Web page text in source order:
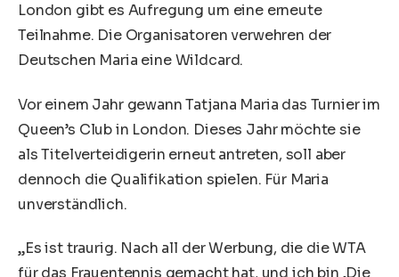
London gibt es Aufregung um eine erneute
Teilnahme. Die Organisatoren verwehren der
Deutschen Maria eine Wildcard.
Vor einem Jahr gewann Tatjana Maria das Turnier im
Queen’s Club in London. Dieses Jahr möchte sie
als Titelverteidigerin erneut antreten, soll aber
dennoch die Qualifikation spielen. Für Maria
unverständlich.
„Es ist traurig. Nach all der Werbung, die die WTA